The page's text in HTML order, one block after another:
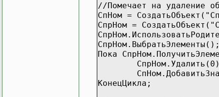
Пока
Объект =
ТипОбъекта =
ВидОбъекта =
ВремОбъект =
Если ТипОбъекта =
//Помечает на удаление
СпНом =
СпрНом =
Пока
КонецЦикла;